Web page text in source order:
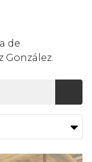
de
González.